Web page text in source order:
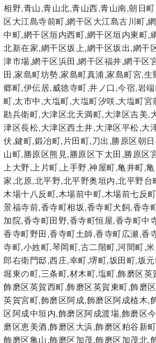
相野,青山,青山北,青山西,青山南,朝日
区大江島寺前町,網干区大江島古川町,
中町,網干区垣内西町,網干区垣内東町,
北新在家,網干区坂上,網干区坂出,網干
津市場,網干区浜田,網干区福井,網干区
田,家島町坊勢,家島町真浦,家島町宮,
郷町,伊伝居,威徳寺町,井ノ口,今宿,岩
町,太市中,大塩町,大塩町汐咲,大塩町
勘兵衛町,大津区北天満町,大津区吉美,
津区長松,大津区西土井,大津区平松,大
伏,鍵町,鍛冶町,片田町,刀出,勝原区朝
山町,勝原区熊見,勝原区下太田,勝原区
上大野,上片町,上手野,神屋町,亀井町,
家,北原,北平野,北平野奥垣内,北平野
木場十八反町,木場前中町,木場前七反
景福寺前,香寺町相坂,香寺町犬飼,香寺
加院,香寺町田野,香寺町恒屋,香寺町中
香寺町野田,香寺町土師,香寺町広瀬,香
寺町,小姓町,琴岡町,古二階町,河間町,
郎右衛門邸,西庄,幸町,堺町,坂田町,坂
堀東の町,三条町,材木町,塩町,飾磨区
飾磨区英賀西町,飾磨区英賀東町,飾磨
英賀宮町,飾磨区阿成,飾磨区阿成植木,
区阿成中垣内,飾磨区阿成渡場,飾磨区
磨区恵美酒,飾磨区大浜,飾磨区粕谷新
飾磨区亀山,飾磨区加茂,飾磨区加茂北,